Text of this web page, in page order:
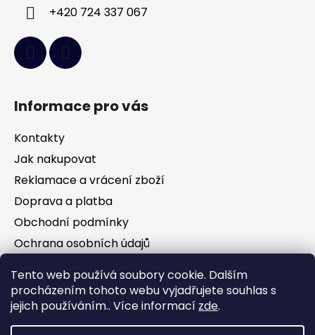
Tento web používá soubory cookie. Dalším
procházením tohoto webu vyjadřujete souhlas s
jejich používáním.. Více informací zde.
+420 724 337 067
Informace pro vás
Kontakty
Jak nakupovat
Reklamace a vrácení zboží
Doprava a platba
Obchodní podmínky
Ochrana osobních údajů
Facebook